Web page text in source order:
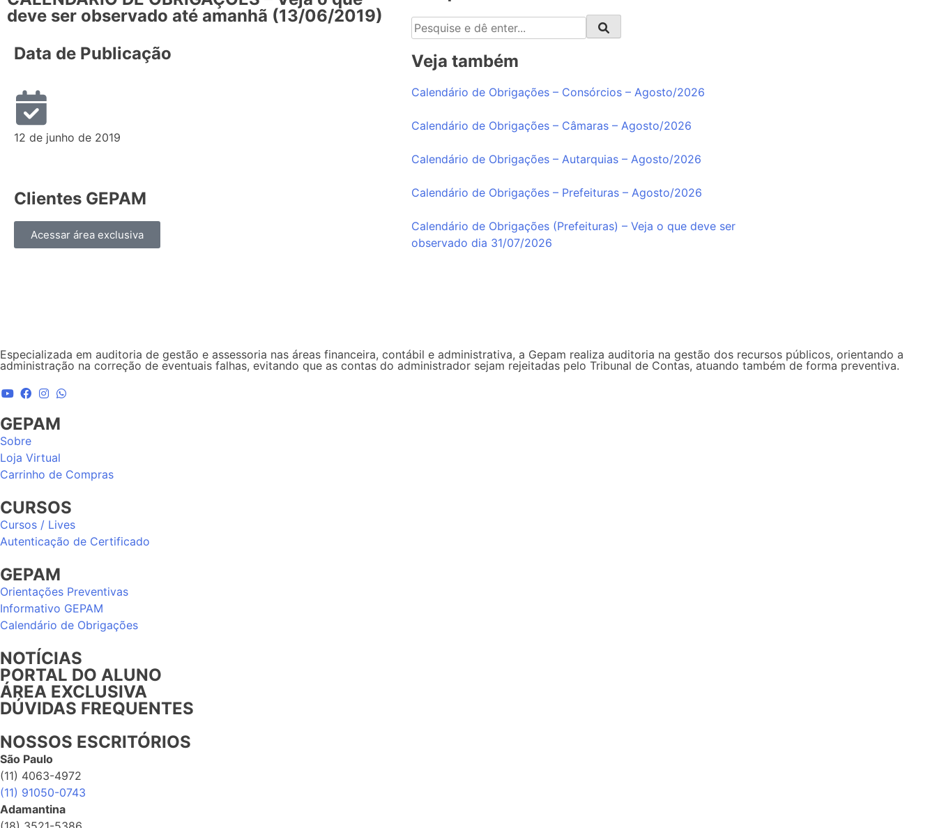
deve ser observado até amanhã (13/06/2019)
Data de Publicação
12 de junho de 2019
Clientes GEPAM
Acessar área exclusiva
Veja também
Calendário de Obrigações – Consórcios – Agosto/2026
Calendário de Obrigações – Câmaras – Agosto/2026
Calendário de Obrigações – Autarquias – Agosto/2026
Calendário de Obrigações – Prefeituras – Agosto/2026
Calendário de Obrigações (Prefeituras) – Veja o que deve ser
observado dia 31/07/2026
Especializada em auditoria de gestão e assessoria nas áreas financeira, contábil e administrativa, a Gepam realiza auditoria na gestão dos recursos públicos, orientando a
administração na correção de eventuais falhas, evitando que as contas do administrador sejam rejeitadas pelo Tribunal de Contas, atuando também de forma preventiva.
GEPAM
Sobre
Loja Virtual
Carrinho de Compras
CURSOS
Cursos / Lives
Autenticação de Certificado
GEPAM
Orientações Preventivas
Informativo GEPAM
Calendário de Obrigações
NOTÍCIAS
PORTAL DO ALUNO
ÁREA EXCLUSIVA
DÚVIDAS FREQUENTES
NOSSOS ESCRITÓRIOS
São Paulo
(11) 4063-4972
(11) 91050-0743
Adamantina